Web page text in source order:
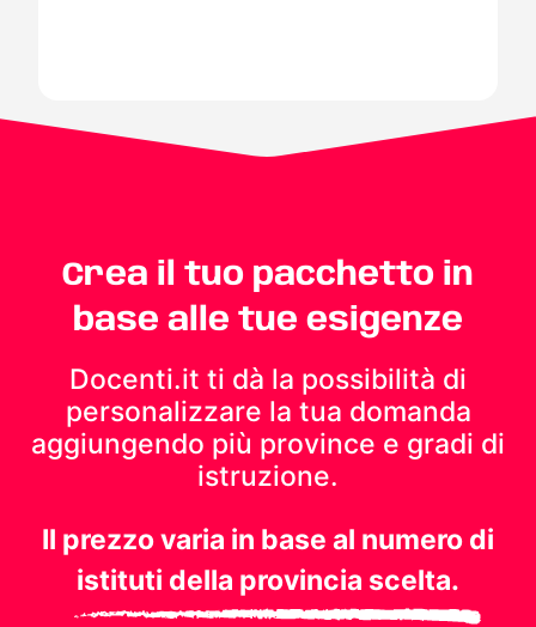
Crea il tuo pacchetto in
base alle tue esigenze
Docenti.it ti dà la possibilità di
personalizzare la tua domanda
aggiungendo più province e gradi di
istruzione.
Il prezzo varia in base al numero di
istituti della provincia scelta.